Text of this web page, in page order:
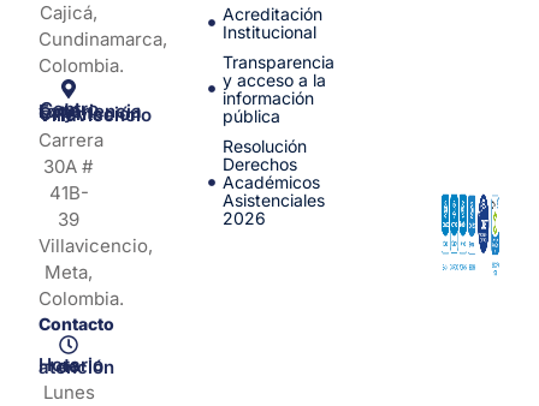
Cajicá,
Cundinamarca,
Colombia.
Centro de Experiencia y Orientación Villavicencio
Carrera
30A #
41B-
39
Villavicencio,
Meta,
Colombia.
Contacto
Horario de atención
Lunes
Acreditación
Institucional
Transparencia
y acceso a la
información
pública
Resolución
Derechos
Académicos
Asistenciales
2026